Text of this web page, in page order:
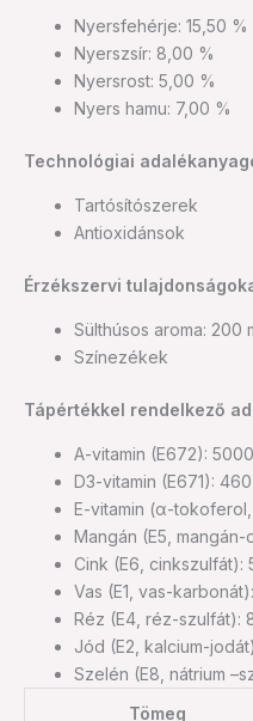
Nyersfehérje: 15,50 %
Nyerszsír: 8,00 %
Nyersrost: 5,00 %
Nyers hamu: 7,00 %
Technológiai
Tartósítószerek
Antioxidánsok
Érzékszervi
Sülthúsos aroma: 200
Színezékek
Tápértékkel rendelkező
A-vitamin (E672):
D3-vitamin (E671): 460
E-vitamin (α-
Mangán (E5, mangán-
Cink (E6, cinkszulfát):
Vas (E1, vas-
Réz (E4, réz-szulfát):
Jód (E2, kalcium-
Szelén (E8, nátrium
Tömeg